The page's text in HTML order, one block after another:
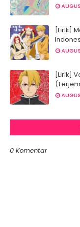
[Lirik]
[Lirik]
0 Komentar